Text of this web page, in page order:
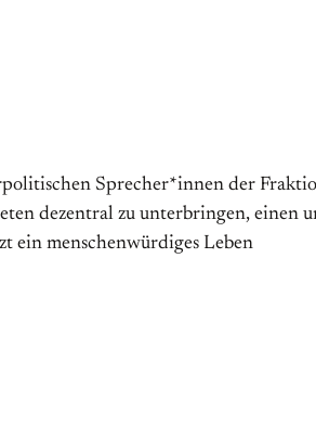
Sprecher*innen der
dezentral zu unterbringen, einen
ein menschenwürdiges Leben